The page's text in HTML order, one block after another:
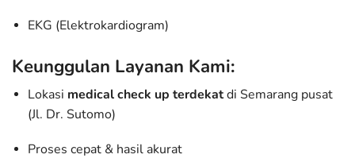
EKG (Elektrokardiogram)
Keunggulan Layanan Kami:
Lokasi medical check up terdekatdi Semarang pusat
(Jl. Dr. Sutomo)
Proses cepat & hasil akurat